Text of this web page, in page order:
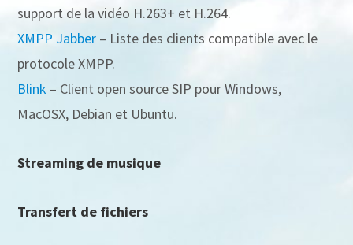
support de la vidéo H.263+ et H.264.
XMPP Jabber – Liste des clients compatible avec le
protocole XMPP.
Blink – Client open source SIP pour Windows,
MacOSX, Debian et Ubuntu.
Streaming de musique
Transfert de fichiers